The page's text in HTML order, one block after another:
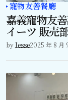
寵物友善餐廳
嘉義寵物友
イーツ 販売
byJesse2025 年 8 月